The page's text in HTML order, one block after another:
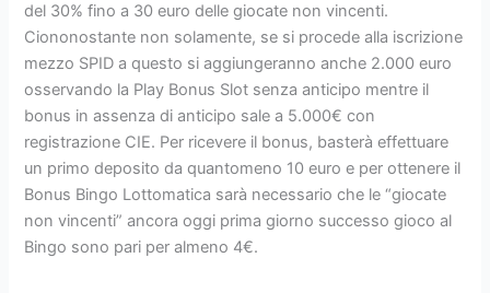
del 30% fino a 30 euro delle giocate non vincenti.
Ciononostante non solamente, se si procede alla iscrizione
mezzo SPID a questo si aggiungeranno anche 2.000 euro
osservando la Play Bonus Slot senza anticipo mentre il
bonus in assenza di anticipo sale a 5.000€ con
registrazione CIE. Per ricevere il bonus, basterà effettuare
un primo deposito da quantomeno 10 euro e per ottenere il
Bonus Bingo Lottomatica sarà necessario che le “giocate
non vincenti” ancora oggi prima giorno successo gioco al
Bingo sono pari per almeno 4€.